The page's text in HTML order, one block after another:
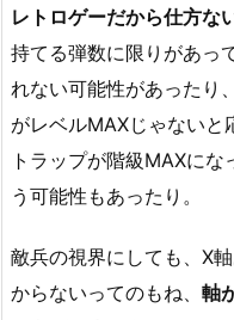
レトロゲーだから仕方な
持てる弾数に限りがあっ
れない可能性があったり
がレベルMAXじゃないと
トラップが階級MAXに
う可能性もあったり。
敵兵の視界にしても、X
からないってのもね、 軸